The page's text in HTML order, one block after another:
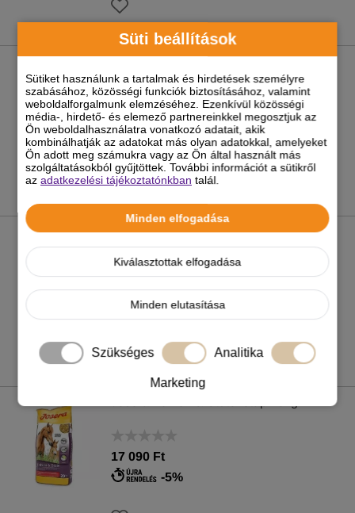
Süti beállítások
Sütiket használunk a tartalmak és hirdetések személyre
szabásához, közösségi funkciók biztosításához, valamint
weboldalforgalmunk elemzéséhez. Ezenkívül közösségi
média-, hirdető- és elemező partnereinkkel megosztjuk az
Ön weboldalhasználatra vonatkozó adatait, akik
kombinálhatják az adatokat más olyan adatokkal, amelyeket
Ön adott meg számukra vagy az Ön által használt más
szolgáltatásokból gyűjtöttek. További információt a sütikről
azadatkezelési tájékoztatónkban talál.
Minden elfogadása
Kiválasztottak elfogadása
Minden elutasítása
Szükséges Analitika
Marketing
Josera Sport Plus lótáp 15kg
13 990 Ft
-5%
Equistro Kerabol biotin forte 1kg
-5%
17 090 Ft
-5%